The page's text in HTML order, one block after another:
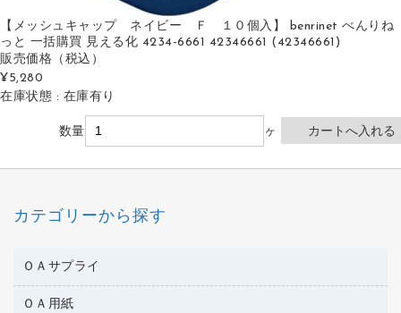
【メッシュキャップ ネイビー Ｆ １０個入】 benrinet べんりね
っと 一括購買 見える化 4234-6661 42346661 (42346661)
販売価格 （税込）
¥5,280
在庫状態 : 在庫有り
数量 ヶ
カテゴリーから探す
ＯＡサプライ
互換インクカートリッジ
ＯＡ用紙